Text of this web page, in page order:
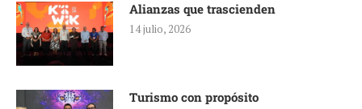
Alianzas que trascienden
14 julio, 2026
Turismo con propósito